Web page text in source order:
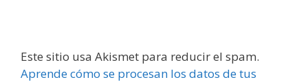
Este sitio usa Akismet para reducir el spam.
Aprende cómo se procesan los datos de tus